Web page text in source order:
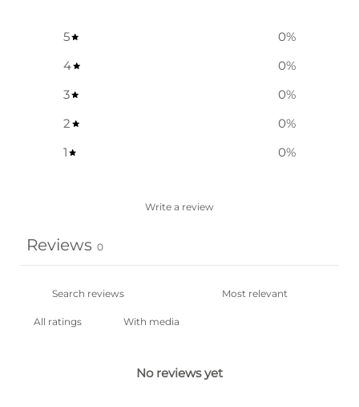
5 0%
4
0%
3
0%
2
0%
1
0%
Write a review
Reviews 0
With media
No reviews yet